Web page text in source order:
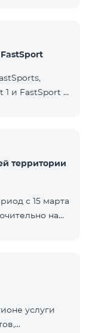
и FastSport 2,
для
просим
территории
с 15 марта
на
25% при
со
того, для
услуги